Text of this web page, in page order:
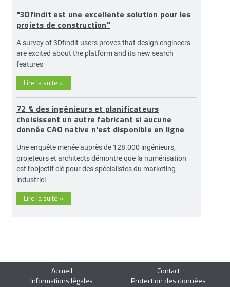
"3Dfindit est une excellente solution pour les
projets de construction"
A survey of 3Dfindit users proves that design engineers
are excited about the platform and its new search
features
Lire la suite »
72 % des ingénieurs et planificateurs
choisissent un autre fabricant si aucune
donnée CAO native n'est disponible en ligne
Une enquête menée auprès de 128.000 ingénieurs,
projeteurs et architects démontre que la numérisation
est l’objectif clé pour des spécialistes du marketing
industriel
Lire la suite »
Accueil
Contact
Informations légales
Protection des données